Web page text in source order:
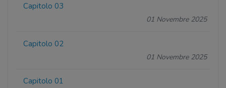
Capitolo 03
01 Novembre 2025
Capitolo 02
01 Novembre 2025
Capitolo 01